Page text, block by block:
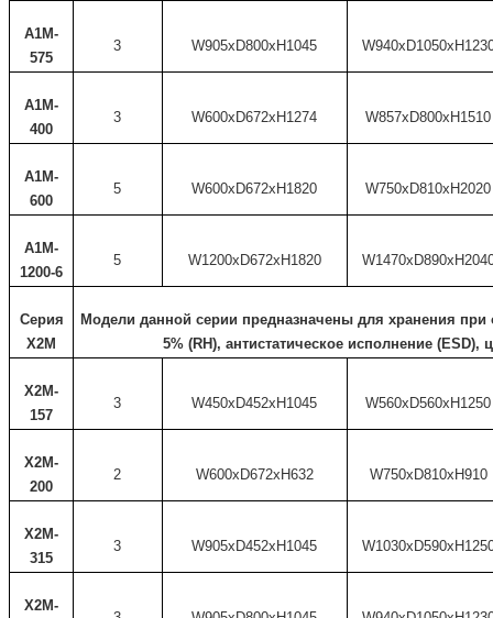
A1M-
575
3 W905xD800xH1045
A1M-
400
3 W600xD672xH1274 W857xD800xH1510
A1M-
600
5 W600xD672xH1820 W750xD810xH2020
A1M-
1200-6
5 W1200xD672xH1820
Серия
X2M
Модели данной серии предназначены для хранения при
5% (RH), антистатическое исполнение (ESD),
X2M-
157
3 W450xD452xH1045 W560xD560xH1250
X2M-
200
2 W600xD672xH632 W750xD810xH910
X2M-
315
3 W905xD452xH1045
X2M-